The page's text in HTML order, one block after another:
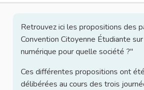
Retrouvez ici les propositions des
Convention Citoyenne Étudiante
numérique pour quelle société ?"
Ces différentes propositions ont
délibérées au cours des trois